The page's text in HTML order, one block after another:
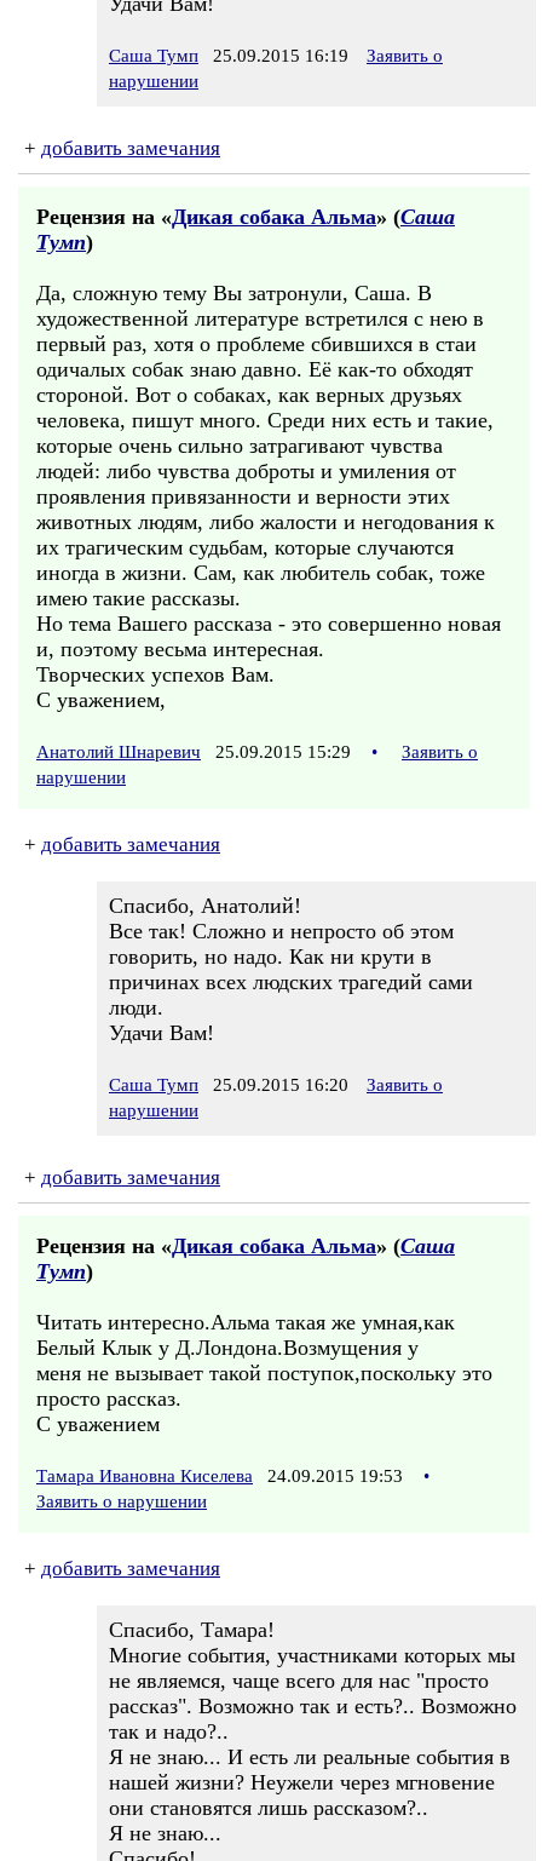
Саша Тумп 25.09.2015 16:19
Заявить о
нарушении
+ добавить замечания
Рецензия на «Дикая собака Альма» (Саша
Тумп)
Да, сложную тему Вы затронули, Саша. В
художественной литературе встретился с нею в
первый раз, хотя о проблеме сбившихся в стаи
одичалых собак знаю давно. Её как-то обходят
стороной. Вот о собаках, как верных друзьях
человека, пишут много. Среди них есть и такие,
которые очень сильно затрагивают чувства
людей: либо чувства доброты и умиления от
проявления привязанности и верности этих
животных людям, либо жалости и негодования к
их трагическим судьбам, которые случаются
иногда в жизни. Сам, как любитель собак, тоже
имею такие рассказы.
Но тема Вашего рассказа - это совершенно новая
и, поэтому весьма интересная.
Творческих успехов Вам.
С уважением,
Анатолий Шнаревич 25.09.2015 15:29 •
Заявить о
нарушении
+ добавить замечания
Спасибо, Анатолий!
Все так! Сложно и непросто об этом
говорить, но надо. Как ни крути в
причинах всех людских трагедий сами
люди.
Удачи Вам!
Саша Тумп 25.09.2015 16:20
Заявить о
нарушении
+ добавить замечания
Рецензия на «Дикая собака Альма» (Саша
Тумп)
Читать интересно.Альма такая же умная,как
Белый Клык у Д.Лондона.Возмущения у
меня не вызывает такой поступок,поскольку это
просто рассказ.
С уважением
Тамара Ивановна Киселева 24.09.2015 19:53
•
Заявить о нарушении
+ добавить замечания
Спасибо, Тамара!
Многие события, участниками которых мы
не являемся, чаще всего для нас "просто
рассказ". Возможно так и есть?.. Возможно
так и надо?..
Я не знаю... И есть ли реальные события в
нашей жизни? Неужели через мгновение
они становятся лишь рассказом?..
Я не знаю...